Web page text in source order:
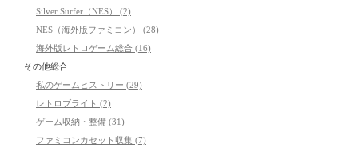
Silver Surfer（NES） (2)
NES（海外版ファミコン） (28)
海外版レトロゲーム総合 (16)
その他総合
私のゲームヒストリー (29)
レトロブライト (2)
ゲーム収納・整備 (31)
ファミコンカセット収集 (7)